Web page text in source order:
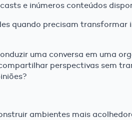
e inúmeros conteúdos
quando precisam transformar
uma conversa em uma
perspectivas sem
ambientes mais